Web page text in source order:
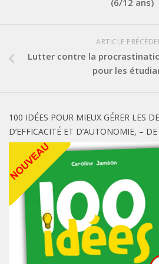
(6/12 ans)
ARTICLE
Lutter contre la
pour les
100 IDÉES POUR MIEUX GÉRER LES
D’EFFICACITÉ ET D’AUTONOMIE, – DE